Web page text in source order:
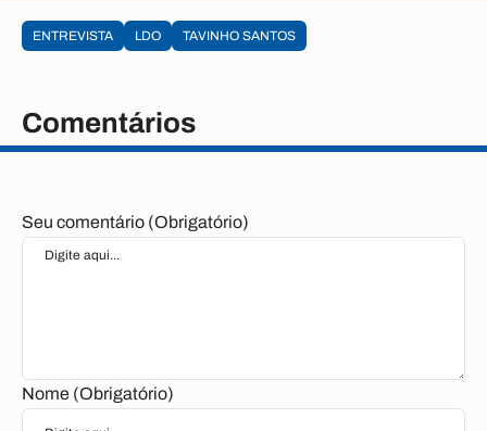
ENTREVISTA LDO TAVINHO SANTOS
Comentários
Seu comentário (Obrigatório)
Nome (Obrigatório)